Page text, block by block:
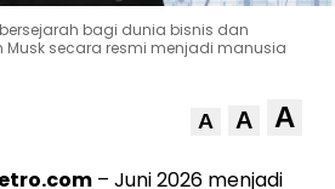
bagi dunia bisnis dan
Musk secara resmi menjadi manusia
A A A
– Juni 2026 menjadi